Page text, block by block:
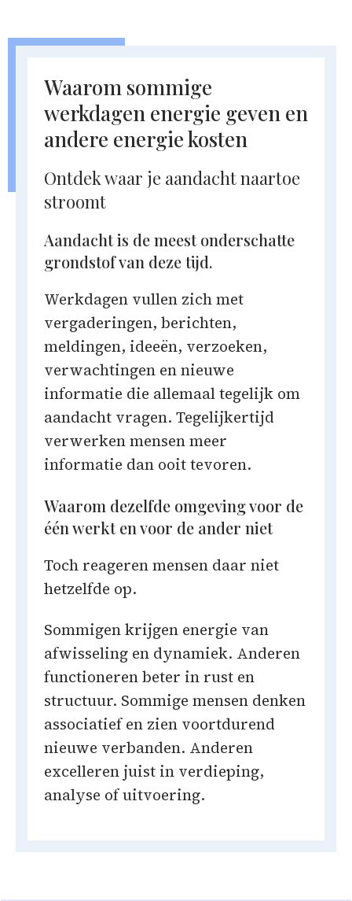
Waarom sommige
werkdagen energie geven en
andere energie kosten
Ontdek waar je aandacht naartoe
stroomt
Aandacht is de meest onderschatte
grondstof van deze tijd.
Werkdagen vullen zich met
vergaderingen, berichten,
meldingen, ideeën, verzoeken,
verwachtingen en nieuwe
informatie die allemaal tegelijk om
aandacht vragen. Tegelijkertijd
verwerken mensen meer
informatie dan ooit tevoren.
Waarom dezelfde omgeving voor de
één werkt en voor de ander niet
Toch reageren mensen daar niet
hetzelfde op.
Sommigen krijgen energie van
afwisseling en dynamiek. Anderen
functioneren beter in rust en
structuur. Sommige mensen denken
associatief en zien voortdurend
nieuwe verbanden. Anderen
excelleren juist in verdieping,
analyse of uitvoering.